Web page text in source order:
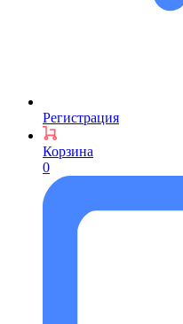
Регистрация
Корзина
0